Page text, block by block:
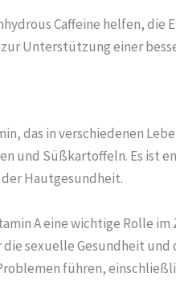
Caffeine helfen,
Unterstützung einer
das in verschiedenen
und Süßkartoffeln. Es
Hautgesundheit.
A eine wichtige Rolle
sexuelle Gesundheit und
führen,